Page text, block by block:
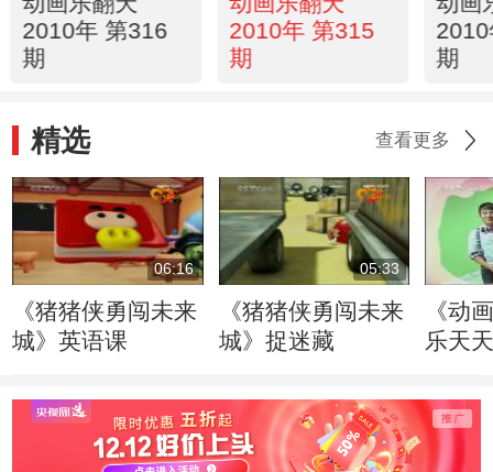
2010年 第316
期
2010年 第315
期
期
精选 查看更多
06:16
《猪猪侠勇闯未来
城》英语课
05:33
《猪猪侠勇闯未来
城》捉迷藏
《动
乐天